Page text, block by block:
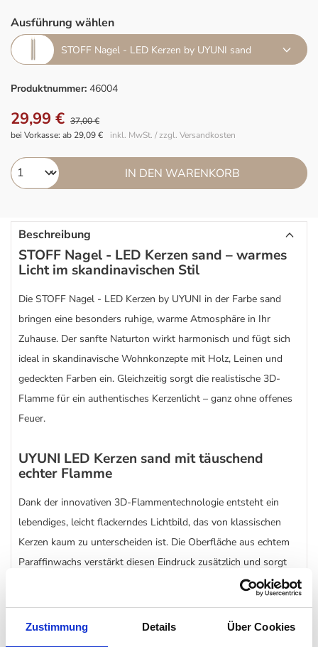
Zustimmung Details Über Cookies
Ausführung wählen
STOFF Nagel - LED Kerzen by UYUNI sand
Produktnummer: 46004
29,99 € 37,00 €
inkl. MwSt. / zzgl. Versandkosten
bei Vorkasse: ab 29,09 €
IN DEN WARENKORB
Beschreibung
STOFF Nagel - LED Kerzen sand – warmes
Licht im skandinavischen Stil
Die STOFF Nagel - LED Kerzen by UYUNI in der Farbe sand
bringen eine besonders ruhige, warme Atmosphäre in Ihr
Zuhause. Der sanfte Naturton wirkt harmonisch und fügt sich
ideal in skandinavische Wohnkonzepte mit Holz, Leinen und
gedeckten Farben ein. Gleichzeitig sorgt die realistische 3D-
Flamme für ein authentisches Kerzenlicht – ganz ohne offenes
Feuer.
UYUNI LED Kerzen sand mit täuschend
echter Flamme
Dank der innovativen 3D-Flammentechnologie entsteht ein
lebendiges, leicht flackerndes Lichtbild, das von klassischen
Kerzen kaum zu unterscheiden ist. Die Oberfläche aus echtem
Paraffinwachs verstärkt diesen Eindruck zusätzlich und sorgt
STOFF LED Kerzen sand mit Timer und
Fernbedienung steuerbar